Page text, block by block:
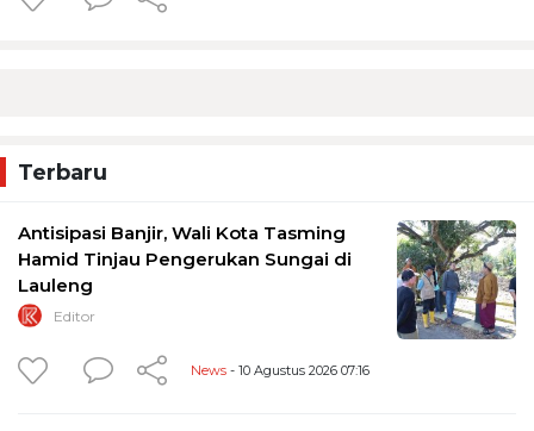
Terbaru
Antisipasi Banjir, Wali Kota Tasming
Hamid Tinjau Pengerukan Sungai di
Lauleng
Editor
News - 10 Agustus 2026 07:16